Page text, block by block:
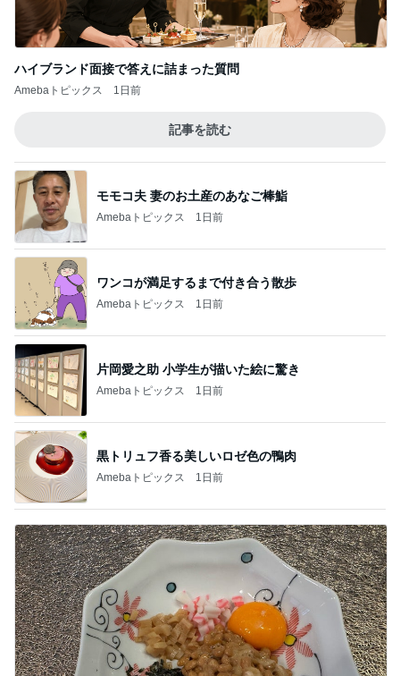
ハイブランド面接で答えに詰まった質問
Amebaトピックス 1日前
記事を読む
モモコ夫 妻のお土産のあなご棒鮨
Amebaトピックス 1日前
ワンコが満足するまで付き合う散歩
Amebaトピックス 1日前
片岡愛之助 小学生が描いた絵に驚き
Amebaトピックス 1日前
黒トリュフ香る美しいロゼ色の鴨肉
Amebaトピックス 1日前